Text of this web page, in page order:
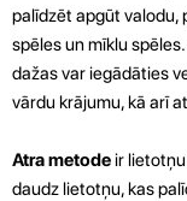
palīdzēt apgūt valodu,
spēles un mīklu
dažas var iegādāties
vārdu krājumu, kā arī
Atra metodeir
daudz lietotņu, kas